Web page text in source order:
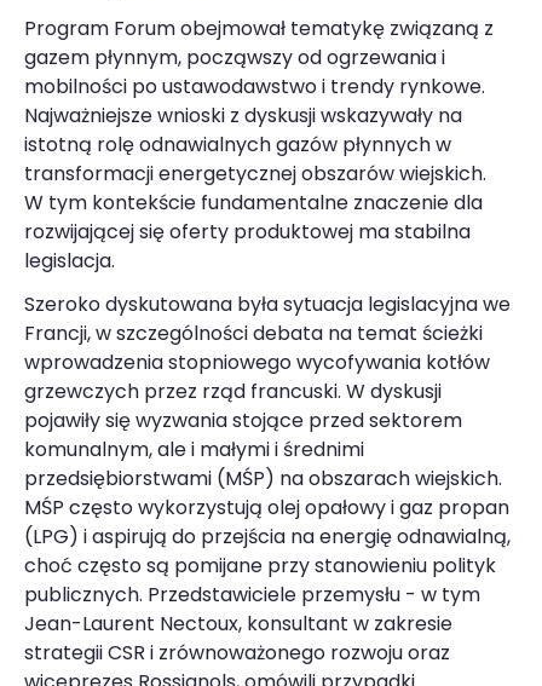
Program Forum obejmował tematykę związaną z
gazem płynnym, począwszy od ogrzewania i
mobilności po ustawodawstwo i trendy rynkowe.
Najważniejsze wnioski z dyskusji wskazywały na
istotną rolę odnawialnych gazów płynnych w
transformacji energetycznej obszarów wiejskich.
W tym kontekście fundamentalne znaczenie dla
rozwijającej się oferty produktowej ma stabilna
legislacja.
Szeroko dyskutowana była sytuacja legislacyjna we
Francji, w szczególności debata na temat ścieżki
wprowadzenia stopniowego wycofywania kotłów
grzewczych przez rząd francuski. W dyskusji
pojawiły się wyzwania stojące przed sektorem
komunalnym, ale i małymi i średnimi
przedsiębiorstwami (MŚP) na obszarach wiejskich.
MŚP często wykorzystują olej opałowy i gaz propan
(LPG) i aspirują do przejścia na energię odnawialną,
choć często są pomijane przy stanowieniu polityk
publicznych. Przedstawiciele przemysłu - w tym
Jean-Laurent Nectoux, konsultant w zakresie
strategii CSR i zrównoważonego rozwoju oraz